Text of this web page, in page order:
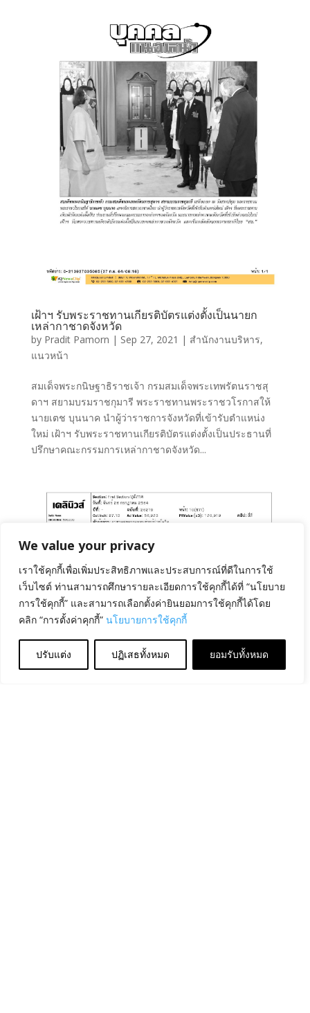
We value your privacy
เราใช้คุกกี้เพื่อเพิ่มประสิทธิภาพและประสบการณ์ที่ดีในการใช้
เว็บไซต์ ท่านสามารถศึกษารายละเอียดการใช้คุกกี้ได้ที่ “นโยบาย
การใช้คุกกี้” และสามารถเลือกตั้งค่ายินยอมการใช้คุกกี้ได้โดย
คลิก “การตั้งค่าคุกกี้” นโยบายการใช้คุกกี้
ปรับแต่ง ปฏิเสธทั้งหมด ยอมรับทั้งหมด
เฝ้าฯ รับพระราชทานเกียรติบัตรแต่งตั้งเป็นนายก
เหล่ากาชาดจังหวัด
by Pradit Pamorn | Sep 27, 2021 | สำนักงานบริหาร,
แนวหน้า
สมเด็จพระกนิษฐาธิราชเจ้า กรมสมเด็จพระเทพรัตนราชสุ
ดาฯ สยามบรมราชกุมารี พระราชทานพระราชวโรกาสให้
นายเตช บุนนาค นำผู้ว่าราชการจังหวัดที่เข้ารับตำแหน่ง
ใหม่ เฝ้าฯ รับพระราชทานเกียรติบัตรแต่งตั้งเป็นประธานที่
ปรึกษาคณะกรรมการเหล่ากาชาดจังหวัด...